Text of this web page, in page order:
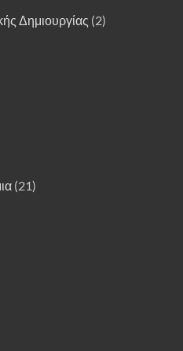
Δημιουργίας (2)
(21)